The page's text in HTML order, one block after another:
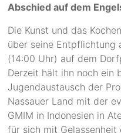
Abschied auf dem
Die Kunst und das
über seine Entpflichtung
(14:00 Uhr) auf dem
Derzeit hält ihn noch ein
Jugendaustausch der
Nassauer Land mit der
GMIM in Indonesien in
für sich mit Gelassenheit